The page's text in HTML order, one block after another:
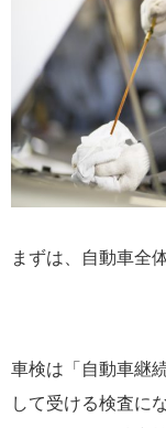
まずは、自動車全
車検は「自動車継
して受ける検査に